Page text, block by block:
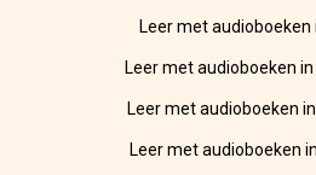
Leer met audioboeken
Leer met audioboeken
Leer met audioboeken
Leer met audioboeken